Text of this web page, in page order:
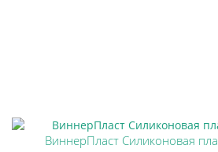
ВиннерПласт Силиконовая